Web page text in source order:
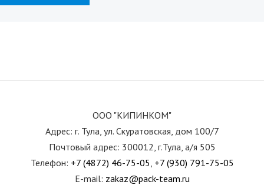
ООО "КИПИНКОМ"
Адрес: г. Тула, ул. Скуратовская, дом 100/7
Почтовый адрес: 300012, г.Тула, а/я 505
Телефон: +7 (4872) 46-75-05 +7 (930) 791-75-05
E-mail: zakaz@pack-team.ru